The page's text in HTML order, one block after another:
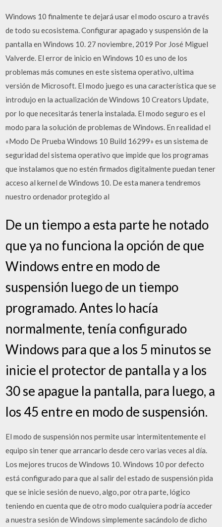
Windows 10 finalmente te dejará usar el modo oscuro a través
de todo su ecosistema. Configurar apagado y suspensión de la
pantalla en Windows 10. 27 noviembre, 2019 Por José Miguel
Valverde. El error de inicio en Windows 10 es uno de los
problemas más comunes en este sistema operativo, ultima
versión de Microsoft. El modo juego es una característica que se
introdujo en la actualización de Windows 10 Creators Update,
por lo que necesitarás tenerla instalada. El modo seguro es el
modo para la solución de problemas de Windows. En realidad el
«Modo De Prueba Windows 10 Build 16299» es un sistema de
seguridad del sistema operativo que impide que los programas
que instalamos que no estén firmados digitalmente puedan tener
acceso al kernel de Windows 10. De esta manera tendremos
nuestro ordenador protegido al
De un tiempo a esta parte he notado
que ya no funciona la opción de que
Windows entre en modo de
suspensión luego de un tiempo
programado. Antes lo hacía
normalmente, tenía configurado
Windows para que a los 5 minutos se
inicie el protector de pantalla y a los
30 se apague la pantalla, para luego, a
los 45 entre en modo de suspensión.
El modo de suspensión nos permite usar intermitentemente el
equipo sin tener que arrancarlo desde cero varias veces al día.
Los mejores trucos de Windows 10. Windows 10 por defecto
está configurado para que al salir del estado de suspensión pida
que se inicie sesión de nuevo, algo, por otra parte, lógico
teniendo en cuenta que de otro modo cualquiera podría acceder
a nuestra sesión de Windows simplemente sacándolo de dicho